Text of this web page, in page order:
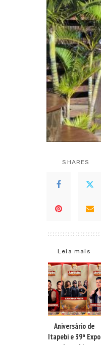
SHARES
Leia mais
Aniversário de
Itapebi e 39ª Expo